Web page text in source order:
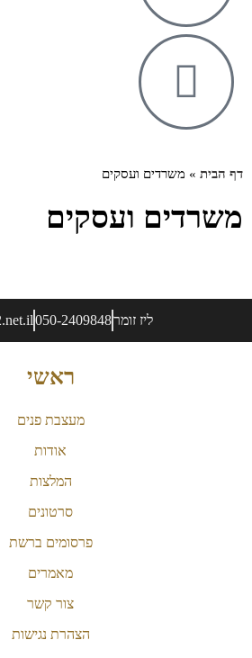
דף הבית » משרדים ועסקים
משרדים ועסקים
ליז זומר050-2409848
ראשי
מעצבת פנים
אודות
המלצות
סרטונים
פרסומים ברשת
מאמרים
צור קשר
הצהרת נגישות